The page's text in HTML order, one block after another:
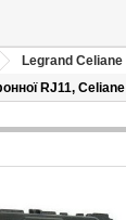
Legrand Celiane
RJ11, Celiane